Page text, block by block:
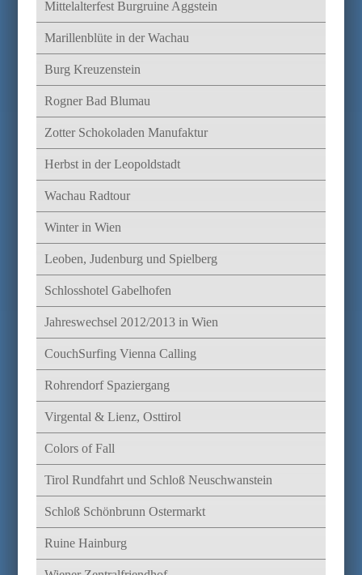
Mittelalterfest Burgruine Aggstein
Marillenblüte in der Wachau
Burg Kreuzenstein
Rogner Bad Blumau
Zotter Schokoladen Manufaktur
Herbst in der Leopoldstadt
Wachau Radtour
Winter in Wien
Leoben, Judenburg und Spielberg
Schlosshotel Gabelhofen
Jahreswechsel 2012/2013 in Wien
CouchSurfing Vienna Calling
Rohrendorf Spaziergang
Virgental & Lienz, Osttirol
Colors of Fall
Tirol Rundfahrt und Schloß Neuschwanstein
Schloß Schönbrunn Ostermarkt
Ruine Hainburg